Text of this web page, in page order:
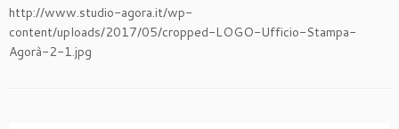
http://www.studio-agora.it/wp-
content/uploads/2017/05/cropped-LOGO-Ufficio-Stampa-
Agorà-2-1.jpg